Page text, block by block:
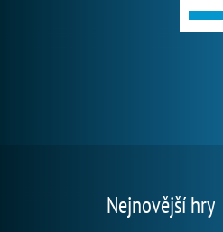
Nejnovější hry